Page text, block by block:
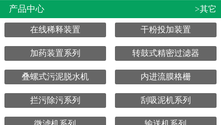
产品中心 >其它
在线稀释装置 干粉投加装置
加药装置系列 转鼓式精密过滤器
叠螺式污泥脱水机 内进流膜格栅
拦污除污系列 刮吸泥机系列